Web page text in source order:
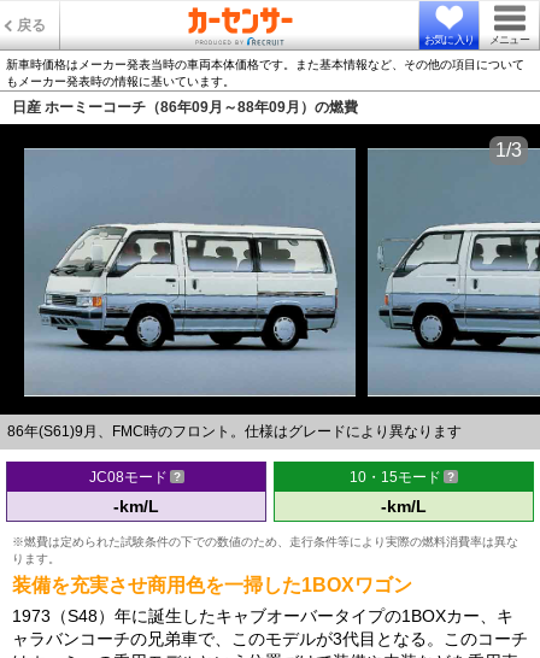
戻る
お気に入り メニュー
新車時価格はメーカー発表当時の車両本体価格です。また基本情報など、その他の項目について
もメーカー発表時の情報に基いています。
日産 ホーミーコーチ（86年09月～88年09月）の燃費
86年(S61)9月、FMC時のフロント。仕様はグレードにより異なります
1/3
JC08モード
-km/L
10・15モード
-km/L
※燃費は定められた試験条件の下での数値のため、走行条件等により実際の燃料消費率は異な
ります。
装備を充実させ商用色を一掃した1BOXワゴン
1973（S48）年に誕生したキャブオーバータイプの1BOXカー、キ
ャラバンコーチの兄弟車で、このモデルが3代目となる。このコーチ